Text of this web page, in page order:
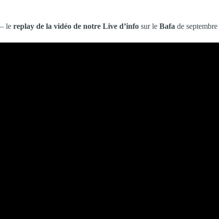
– le replay de la vidéo de notre Live d’info sur le Bafa de